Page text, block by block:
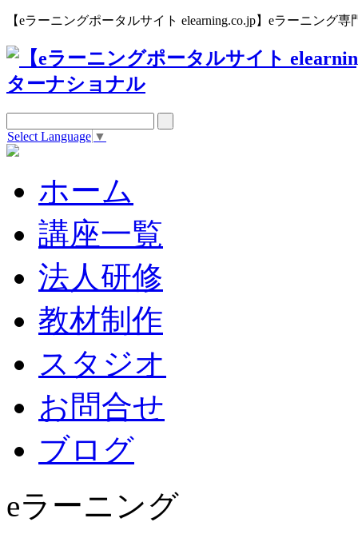
【eラーニングポータルサイト elearning.co.jp】eラーニング
Select Language ▼
ホーム
講座一覧
法人研修
教材制作
スタジオ
お問合せ
ブログ
eラーニング